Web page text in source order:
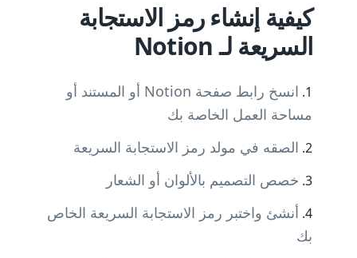
كيفية إنشاء رمز الاستجابة
السريعة لـ Notion
انسخ رابط صفحة Notion أو المستند أو
مساحة العمل الخاصة بك
الصقه في مولد رمز الاستجابة السريعة
خصص التصميم بالألوان أو الشعار
أنشئ واختبر رمز الاستجابة السريعة الخاص
بك